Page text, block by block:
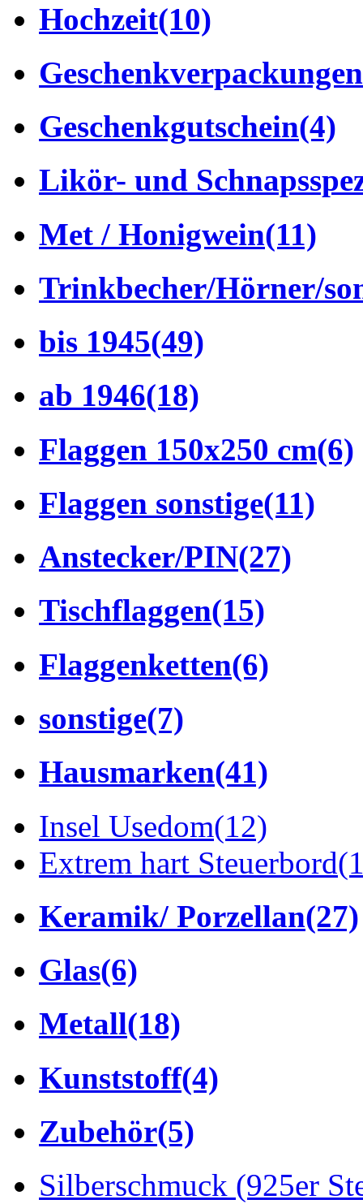
Hochzeit(10)
Geschenkverpackungen
Geschenkgutschein(4)
Likör- und
Met / Honigwein(11)
Trinkbecher/Hörner/
bis 1945(49)
ab 1946(18)
Flaggen 150x250 cm(6)
Flaggen sonstige(11)
Anstecker/PIN(27)
Tischflaggen(15)
Flaggenketten(6)
sonstige(7)
Hausmarken(41)
Insel Usedom(12)
Extrem hart Steuerbord
Keramik/ Porzellan(27)
Glas(6)
Metall(18)
Kunststoff(4)
Zubehör(5)
Silberschmuck (925er